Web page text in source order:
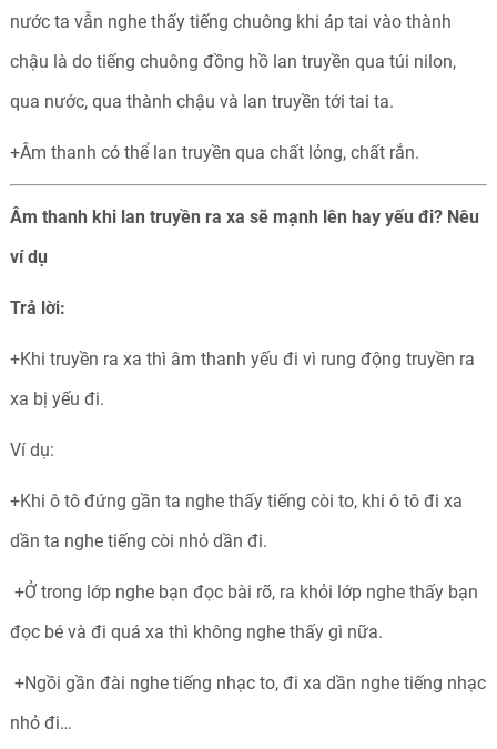
nước ta vẫn nghe thấy tiếng chuông khi áp tai vào thành
chậu là do tiếng chuông đồng hồ lan truyền qua túi nilon,
qua nước, qua thành chậu và lan truyền tới tai ta.
+Âm thanh có thể lan truyền qua chất lỏng, chất rắn.
Âm thanh khi lan truyền ra xa sẽ mạnh lên hay yếu đi? Nêu
ví dụ
Trả lời:
+Khi truyền ra xa thì âm thanh yếu đi vì rung động truyền ra
xa bị yếu đi.
Ví dụ:
+Khi ô tô đứng gần ta nghe thấy tiếng còi to, khi ô tô đi xa
dần ta nghe tiếng còi nhỏ dần đi.
+Ở trong lớp nghe bạn đọc bài rõ, ra khỏi lớp nghe thấy bạn
đọc bé và đi quá xa thì không nghe thấy gì nữa.
+Ngồi gần đài nghe tiếng nhạc to, đi xa dần nghe tiếng nhạc
nhỏ đi…